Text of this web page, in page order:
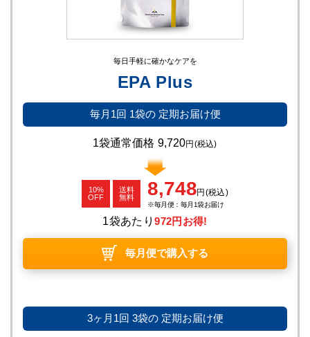
毎日手軽に確かなケアを
EPA Plus
毎月1回 1袋の定期お届け便
1袋通常価格 9,720円(税込)
10%
OFF
送料
無料
8,748円(税込)
毎月便：毎月1袋お届け
1袋あたり972円お得!
毎月便で購入する
3ヶ月1回 3袋の定期お届け便